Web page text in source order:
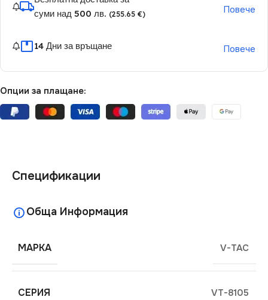
суми над 500 лв. (255.65 €) Повече
14 Дни за връщане Повече
Опции за плащане:
Спецификации
Обща Информация
МАРКА V-TAC
СЕРИЯ VT-8105